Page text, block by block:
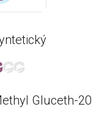
Gluceth-20